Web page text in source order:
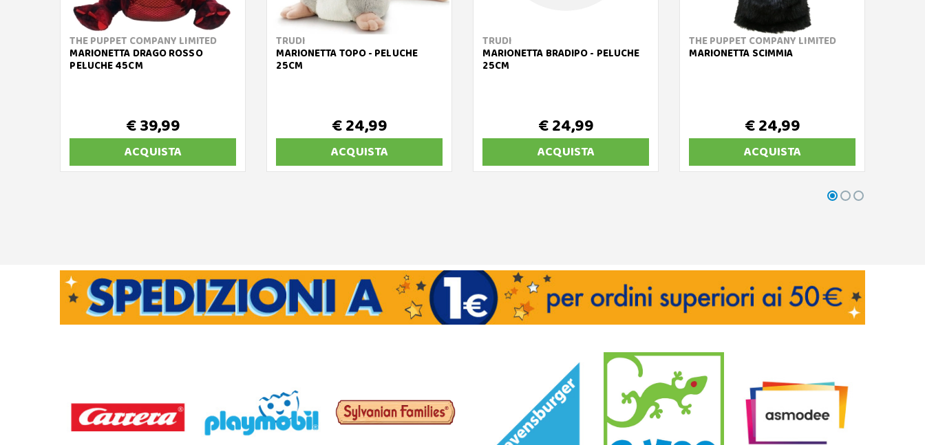
THE PUPPET COMPANY LIMITED
MARIONETTA DRAGO ROSSO
PELUCHE 45CM
€ 39,99
ACQUISTA
TRUDI
MARIONETTA TOPO - PELUCHE
25CM
€ 24,99
ACQUISTA
TRUDI
MARIONETTA BRADIPO - PELUCHE
25CM
€ 24,99
ACQUISTA
THE PUPPET COMPANY LIMITED
MARIONETTA SCIMMIA
€ 24,99
ACQUISTA